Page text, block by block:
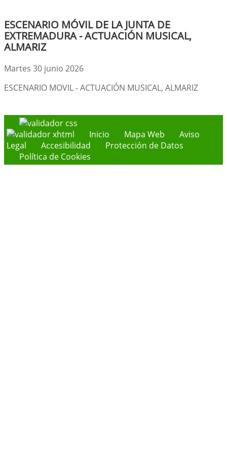
ESCENARIO MÓVIL DE LA JUNTA DE
EXTREMADURA - ACTUACIÓN MUSICAL,
ALMARIZ
Martes 30 junio 2026
ESCENARIO MOVIL - ACTUACIÓN MUSICAL, ALMARIZ
Inicio Mapa Web
Aviso
Legal
Accesibilidad
Protección de Datos
Política de Cookies